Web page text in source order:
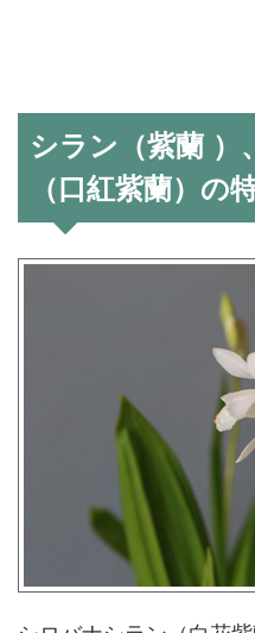
シラン（紫蘭 ）
（口紅紫蘭）の